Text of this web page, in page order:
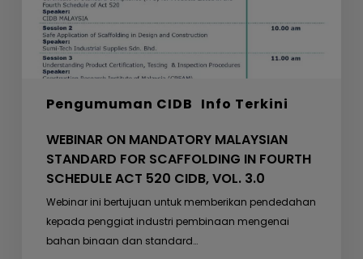
Pengumuman CIDB Info Terkini
FOURTH
SCHEDULE
ACT
CIDB,
WEBINAR ON MANDATORY MALAYSIAN
STANDARD FOR SCAFFOLDING IN FOURTH
SCHEDULE ACT 520 CIDB, VOL. 3.0
Webinar ini bertujuan untuk memberikan pendedahan
kepada penggiat industri pembinaan mengenai
bahan binaan dan standard…